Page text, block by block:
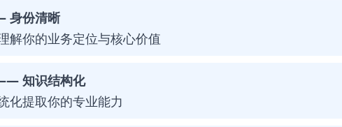
身份清晰
解你的业务定位与核心价值
知识结构化
化提取你的专业能力